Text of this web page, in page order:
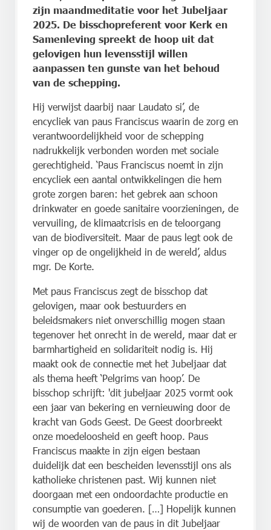
zijn maandmeditatie voor het Jubeljaar
2025. De bisschopreferent voor Kerk en
Samenleving spreekt de hoop uit dat
gelovigen hun levensstijl willen
aanpassen ten gunste van het behoud
van de schepping.
Hij verwijst daarbij naar Laudato si’, de
encycliek van paus Franciscus waarin de zorg en
verantwoordelijkheid voor de schepping
nadrukkelijk verbonden worden met sociale
gerechtigheid. ‘Paus Franciscus noemt in zijn
encycliek een aantal ontwikkelingen die hem
grote zorgen baren: het gebrek aan schoon
drinkwater en goede sanitaire voorzieningen, de
vervuiling, de klimaatcrisis en de teloorgang
van de biodiversiteit. Maar de paus legt ook de
vinger op de ongelijkheid in de wereld’, aldus
mgr. De Korte.
Met paus Franciscus zegt de bisschop dat
gelovigen, maar ook bestuurders en
beleidsmakers niet onverschillig mogen staan
tegenover het onrecht in de wereld, maar dat er
barmhartigheid en solidariteit nodig is. Hij
maakt ook de connectie met het Jubeljaar dat
als thema heeft ‘Pelgrims van hoop’. De
bisschop schrijft: 'dit jubeljaar 2025 vormt ook
een jaar van bekering en vernieuwing door de
kracht van Gods Geest. De Geest doorbreekt
onze moedeloosheid en geeft hoop. Paus
Franciscus maakte in zijn eigen bestaan
duidelijk dat een bescheiden levensstijl ons als
katholieke christenen past. Wij kunnen niet
doorgaan met een ondoordachte productie en
consumptie van goederen. […] Hopelijk kunnen
wij de woorden van de paus in dit Jubeljaar